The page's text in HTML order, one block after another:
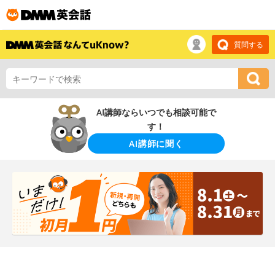
質問する
AI講師ならいつでも相談可能で
す！
AI講師に聞く